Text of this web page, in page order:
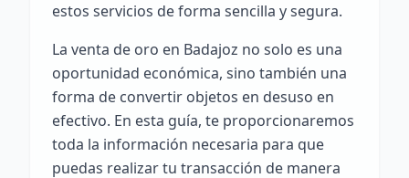
estos servicios de forma sencilla y segura.
La venta de oro en Badajoz no solo es una
oportunidad económica, sino también una
forma de convertir objetos en desuso en
efectivo. En esta guía, te proporcionaremos
toda la información necesaria para que
puedas realizar tu transacción de manera